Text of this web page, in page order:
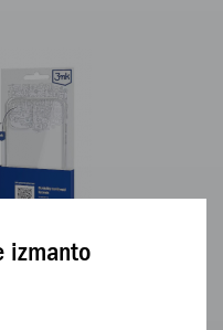
izmanto